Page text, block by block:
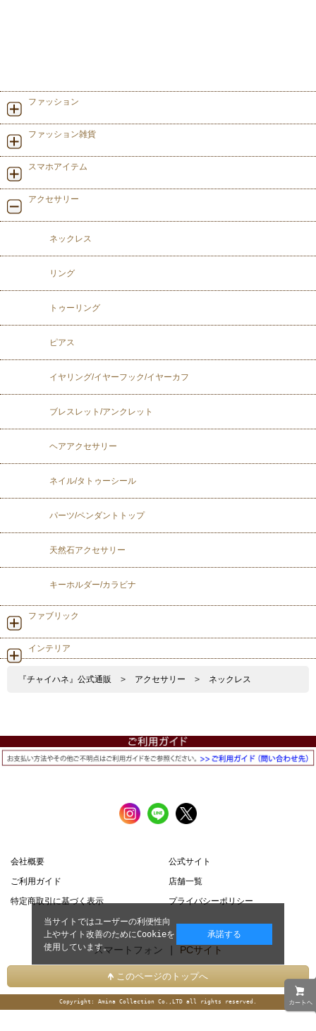
ファッション
ファッション雑貨
スマホアイテム
アクセサリー
ネックレス
リング
トゥーリング
ピアス
イヤリング/イヤーフック/イヤーカフ
ブレスレット/アンクレット
ヘアアクセサリー
ネイル/タトゥーシール
パーツ/ペンダントトップ
天然石アクセサリー
キーホルダー/カラビナ
ファブリック
インテリア
『チャイハネ』公式通販 > アクセサリー > ネックレス
会社概要
公式サイト
ご利用ガイド
店舗一覧
特定商取引に基づく表示
プライバシーポリシー
スマートフォン | PCサイト
このページのトップへ
Copyright: Amina Collection Co.,LTD all rights reserved.
当サイトではユーザーの利便性向
上やサイト改善のためにCookieを
使用しています。
承諾する